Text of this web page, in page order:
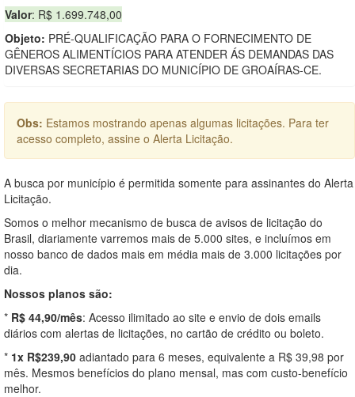
Valor: R$ 1.699.748,00
Objeto: PRÉ-QUALIFICAÇÃO PARA O FORNECIMENTO DE
GÊNEROS ALIMENTÍCIOS PARA ATENDER ÁS DEMANDAS DAS
DIVERSAS SECRETARIAS DO MUNICÍPIO DE GROAÍRAS-CE.
Obs: Estamos mostrando apenas algumas licitações. Para ter
acesso completo, assine o Alerta Licitação.
A busca por município é permitida somente para assinantes do Alerta
Licitação.
Somos o melhor mecanismo de busca de avisos de licitação do
Brasil, diariamente varremos mais de 5.000 sites, e incluímos em
nosso banco de dados mais em média mais de 3.000 licitações por
dia.
Nossos planos são:
* R$ 44,90/mês: Acesso ilimitado ao site e envio de dois emails
diários com alertas de licitações, no cartão de crédito ou boleto.
* 1x R$239,90 adiantado para 6 meses, equivalente a R$ 39,98 por
mês. Mesmos benefícios do plano mensal, mas com custo-benefício
melhor.